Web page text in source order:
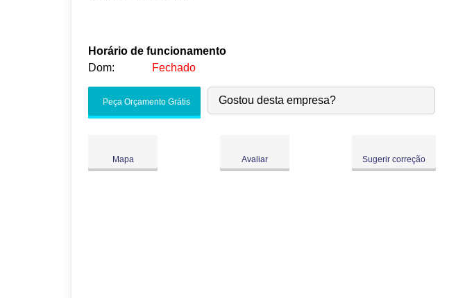
Horário de funcionamento
Dom:
Fechado
Sex:
Abre às 09:00
Peça Orçamento Grátis Gostou desta empresa?
Mapa Avaliar Sugerir correção